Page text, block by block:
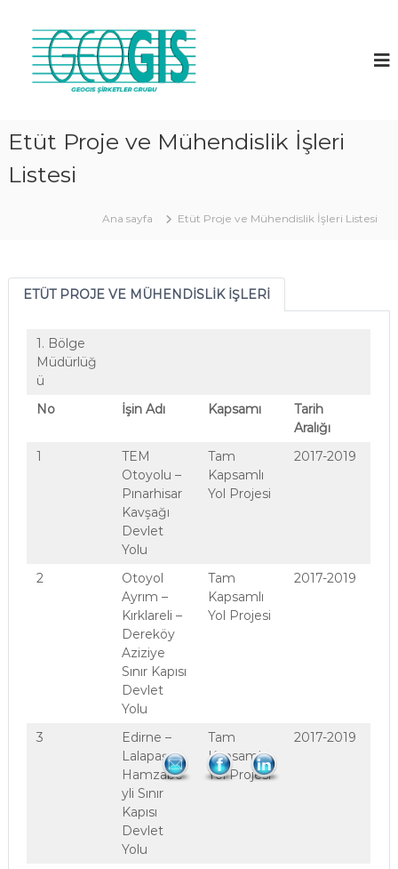
S
.
Etüt Proje ve Mühendislik İşleri
Listesi
Ana sayfa Etüt Proje ve Mühendislik İşleri Listesi
ETÜT PROJE VE MÜHENDİSLİK İŞLERİ
1. Bölge
Müdürlüğ
ü
No
İşin Adı Kapsamı
Tarih
Aralığı
1
TEM
Otoyolu –
Pınarhisar
Kavşağı
Devlet
Yolu
Tam
Kapsamlı
Yol Projesi
2017-2019
2
Otoyol
Ayrım –
Kırklareli –
Dereköy
Aziziye
Sınır Kapısı
Devlet
Yolu
Tam
Kapsamlı
Yol Projesi
2017-2019
3
Edirne –
Lalapaşa –
Hamzabe
yli Sınır
Kapısı
Devlet
Yolu
Tam
Kapsamlı
Yol Projesi
2017-2019